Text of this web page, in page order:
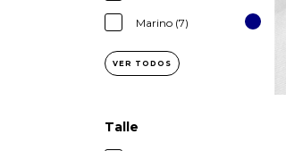
Marino (7)
VER TODOS
Talle